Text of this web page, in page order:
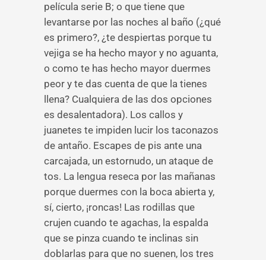
película serie B; o que tiene que
levantarse por las noches al baño (¿qué
es primero?, ¿te despiertas porque tu
vejiga se ha hecho mayor y no aguanta,
o como te has hecho mayor duermes
peor y te das cuenta de que la tienes
llena? Cualquiera de las dos opciones
es desalentadora). Los callos y
juanetes te impiden lucir los taconazos
de antaño. Escapes de pis ante una
carcajada, un estornudo, un ataque de
tos. La lengua reseca por las mañanas
porque duermes con la boca abierta y,
sí, cierto, ¡roncas! Las rodillas que
crujen cuando te agachas, la espalda
que se pinza cuando te inclinas sin
doblarlas para que no suenen, los tres